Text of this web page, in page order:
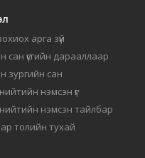
арга зүй
сан үсгийн дарааллаар
зургийн сан
нэмсэн үг
нэмсэн тайлбар
толийн тухай